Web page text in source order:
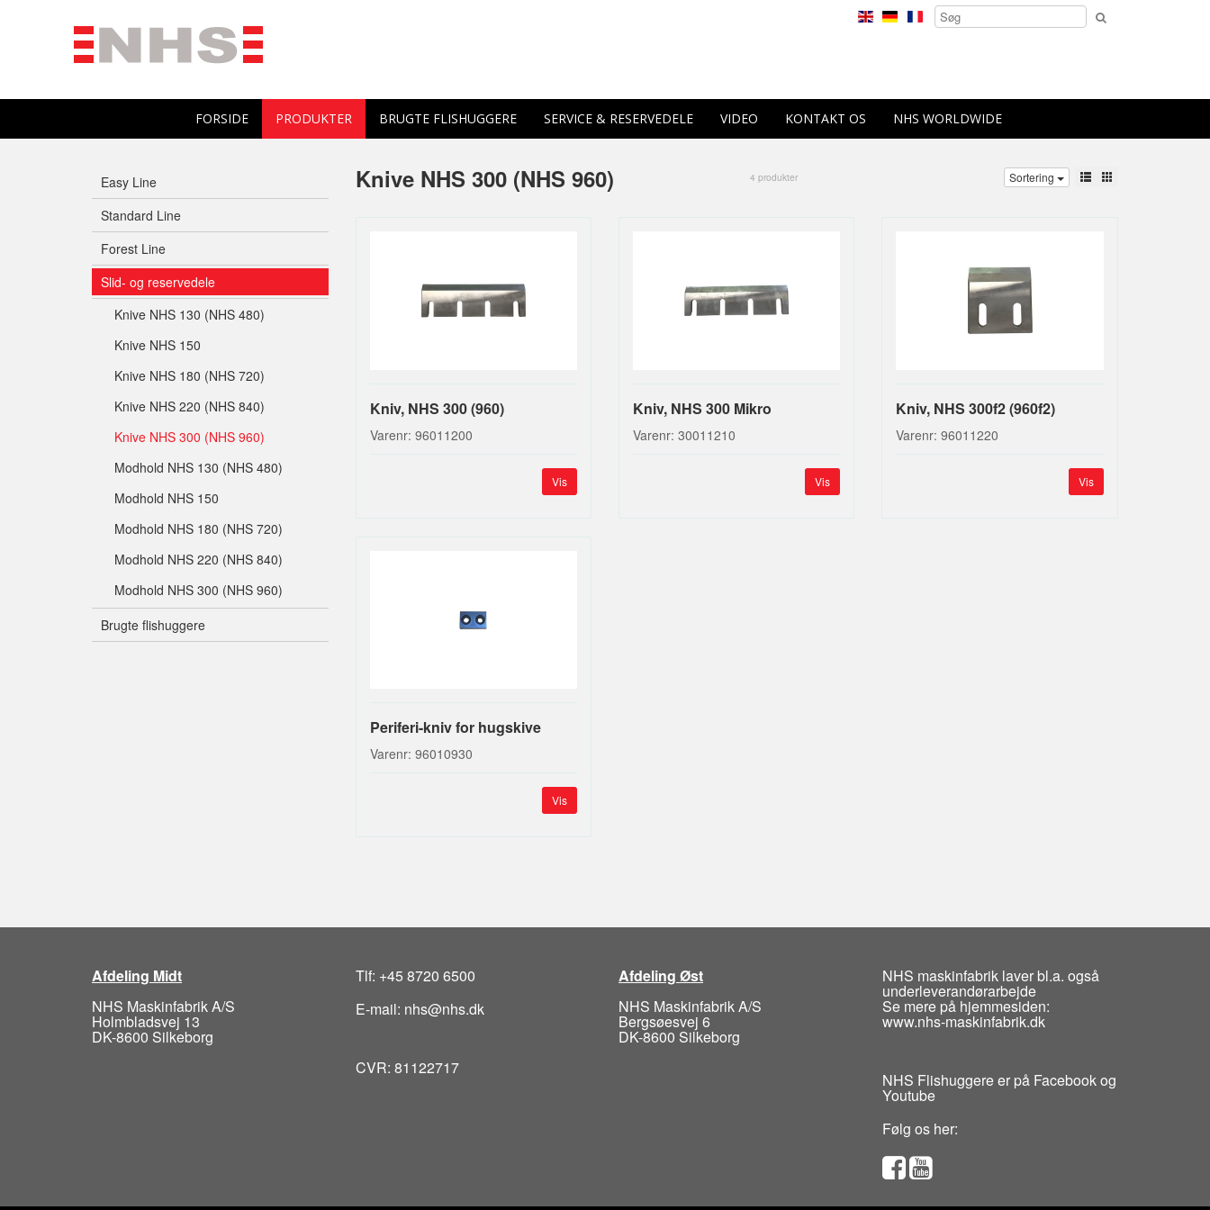
FORSIDE PRODUKTER BRUGTE FLISHUGGERE SERVICE & RESERVEDELE VIDEO KONTAKT OS NHS WORLDWIDE
Easy Line
Standard Line
Forest Line
Slid- og reservedele
Knive NHS 130 (NHS 480)
Knive NHS 150
Knive NHS 180 (NHS 720)
Knive NHS 220 (NHS 840)
Knive NHS 300 (NHS 960)
Modhold NHS 130 (NHS 480)
Modhold NHS 150
Modhold NHS 180 (NHS 720)
Modhold NHS 220 (NHS 840)
Modhold NHS 300 (NHS 960)
Brugte flishuggere
Knive NHS 300 (NHS 960) 4 produkter Sortering
Kniv, NHS 300 (960)
Varenr: 96011200
Vis
Kniv, NHS 300 Mikro
Varenr: 30011210
Vis
Kniv, NHS 300f2 (960f2)
Varenr: 96011220
Vis
Periferi-kniv for hugskive
Varenr: 96010930
Vis
Afdeling Midt
NHS Maskinfabrik A/S
Holmbladsvej 13
DK-8600 Silkeborg
Tlf: +45 8720 6500
E-mail: nhs@nhs.dk
CVR: 81122717
Afdeling Øst
NHS Maskinfabrik A/S
Bergsøesvej 6
DK-8600 Silkeborg
NHS maskinfabrik laver bl.a. også
underleverandørarbejde
Se mere på hjemmesiden:
www.nhs-maskinfabrik.dk
NHS Flishuggere er på Facebook og
Youtube
Følg os her: